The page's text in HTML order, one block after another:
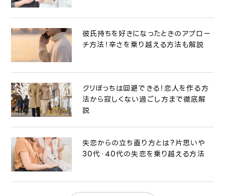
彼氏持ちを好きになったときのアプロー
チ方法！辛さを乗り越える方法も解説
クリぼっちは回避できる！恋人を作る方
法から寂しくない過ごし方まで徹底解
説
失恋からの立ち直り方とは？片思いや
30代・40代の失恋を乗り越える方法